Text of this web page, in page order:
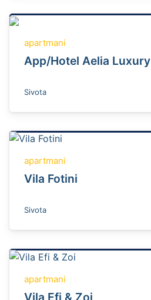
apartmani
App/Hotel Aelia Luxury
Sivota
apartmani
Vila Fotini
Sivota
apartmani
Vila Efi & Zoi